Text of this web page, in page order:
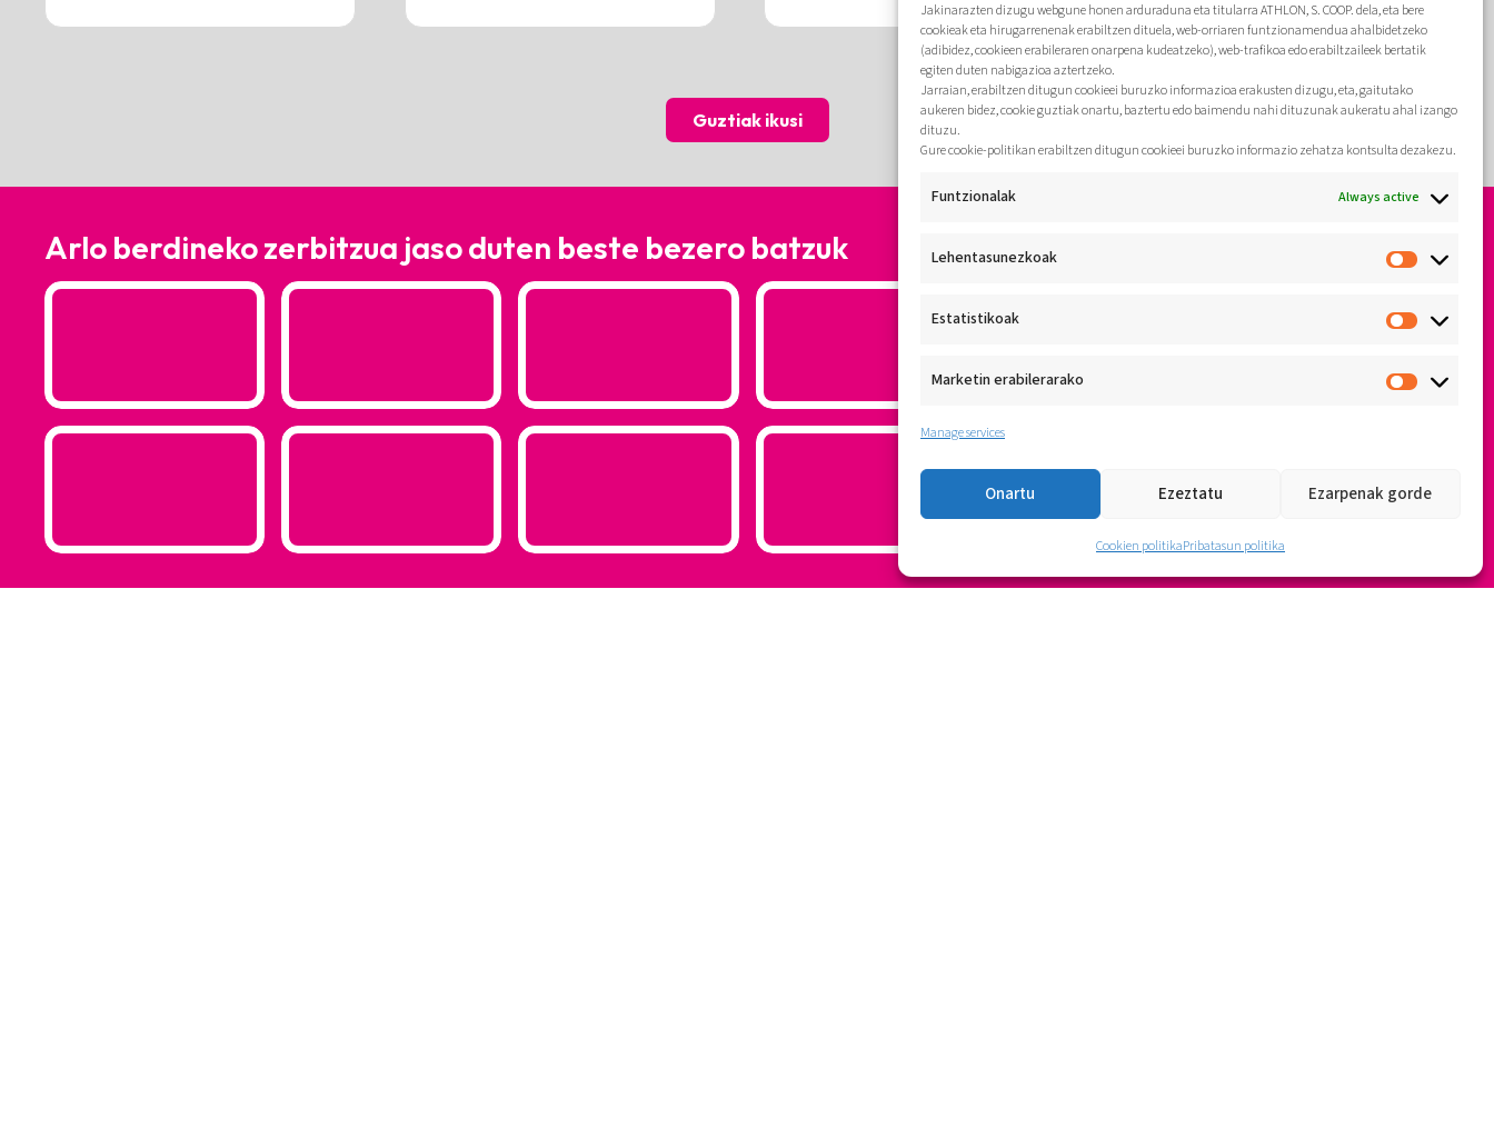
Jakinarazten dizugu webgune honen arduraduna eta titularra ATHLON, S. COOP. dela, eta bere
cookieak eta hirugarrenenak erabiltzen dituela, web-orriaren funtzionamendua ahalbidetzeko
(adibidez, cookieen erabileraren onarpena kudeatzeko), web-trafikoa edo erabiltzaileek bertatik
egiten duten nabigazioa aztertzeko.
Jarraian, erabiltzen ditugun cookieei buruzko informazioa erakusten dizugu, eta, gaitutako
aukeren bidez, cookie guztiak onartu, baztertu edo baimendu nahi dituzunak aukeratu ahal izango
dituzu.
Gure cookie-politikan erabiltzen ditugun cookieei buruzko informazio zehatza kontsulta dezakezu.
Funtzionalak Always active
Lehentasunezkoak
Estatistikoak
Marketin erabilerarako
Manage services
Onartu Ezeztatu Ezarpenak gorde
Cookien politikaPribatasun politika
Guztiak ikusi
Arlo berdineko zerbitzua jaso duten beste bezero batzuk